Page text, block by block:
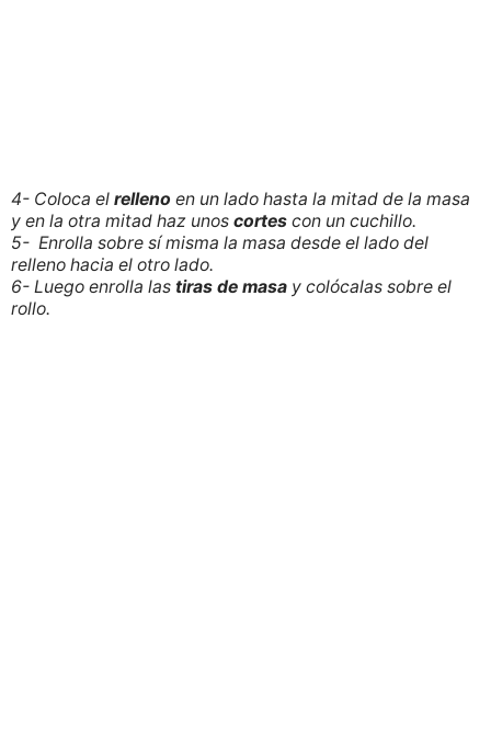
4- Coloca el relleno en un lado hasta la mitad de la masa
y en la otra mitad haz unos cortes con un cuchillo.
5- Enrolla sobre sí misma la masa desde el lado del
relleno hacia el otro lado.
6- Luego enrolla las tiras de masa y colócalas sobre el
rollo.